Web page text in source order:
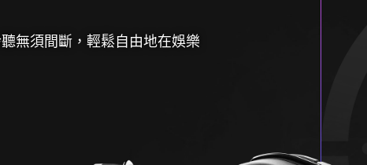
無須間斷，輕鬆自由地在娛樂